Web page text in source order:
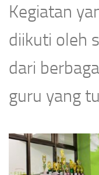
Kegiatan
diikuti oleh
dari
guru yang